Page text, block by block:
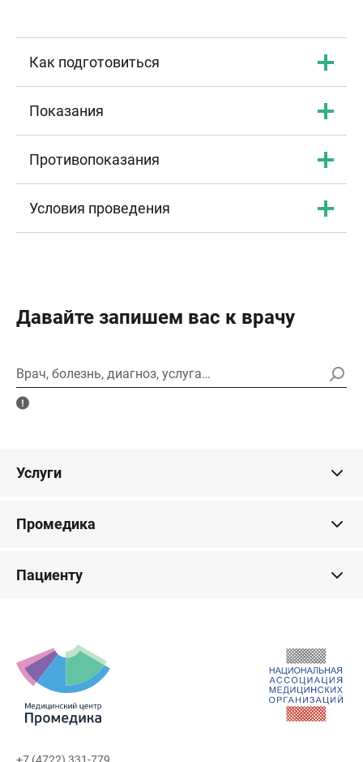
Как подготовиться
Показания
Противопоказания
Условия проведения
Давайте запишем вас к врачу
Врач, болезнь, диагноз, услуга…
Услуги
Промедика
Пациенту